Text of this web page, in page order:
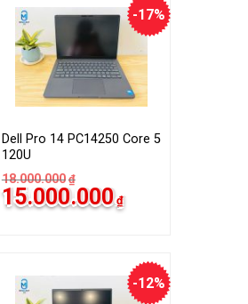
-17%
Dell Pro 14 PC14250 Core 5
120U
18.000.000 ₫
15.000.000 ₫
-12%